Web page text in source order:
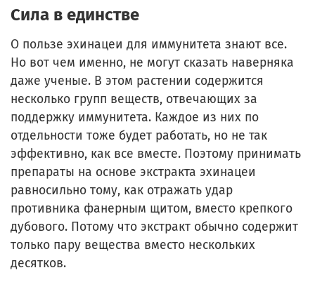
Сила в единстве
О пользе эхинацеи для иммунитета знают все.
Но вот чем именно, не могут сказать наверняка
даже ученые. В этом растении содержится
несколько групп веществ, отвечающих за
поддержку иммунитета. Каждое из них по
отдельности тоже будет работать, но не так
эффективно, как все вместе. Поэтому принимать
препараты на основе экстракта эхинацеи
равносильно тому, как отражать удар
противника фанерным щитом, вместо крепкого
дубового. Потому что экстракт обычно содержит
только пару вещества вместо нескольких
десятков.